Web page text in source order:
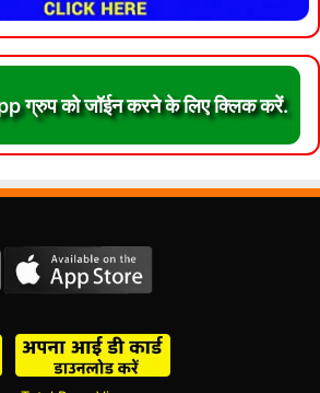
ग्रुप को जॉईन करने के लिए क्लिक करें.